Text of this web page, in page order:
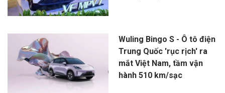
Wuling Bingo S - Ô tô điện
Trung Quốc 'rục rịch' ra
mắt Việt Nam, tầm vận
hành 510 km/sạc